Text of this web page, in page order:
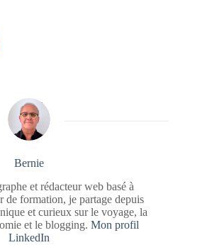
Bernie
et rédacteur web basé à
de formation, je partage depuis
et curieux sur le voyage, la
et le blogging. Mon profil
LinkedIn